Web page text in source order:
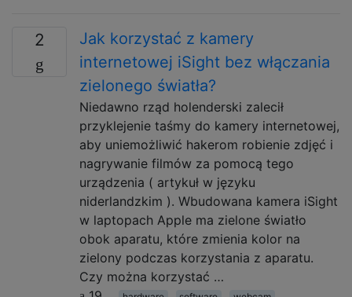
2
Jak korzystać z kamery
internetowej iSight bez włączania
zielonego światła?
Niedawno rząd holenderski zalecił
przyklejenie taśmy do kamery internetowej,
aby uniemożliwić hakerom robienie zdjęć i
nagrywanie filmów za pomocą tego
urządzenia ( artykuł w języku
niderlandzkim ). Wbudowana kamera iSight
w laptopach Apple ma zielone światło
obok aparatu, które zmienia kolor na
zielony podczas korzystania z aparatu.
Czy można korzystać …